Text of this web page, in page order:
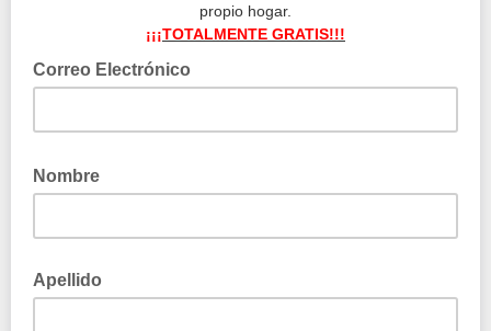
propio hogar.
¡¡¡TOTALMENTE GRATIS!!!
Correo Electrónico
Nombre
Apellido